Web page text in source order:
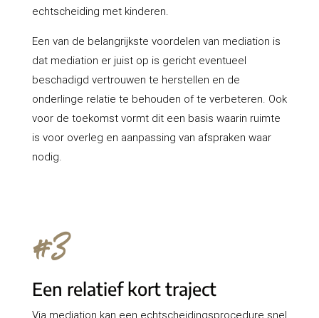
echtscheiding met kinderen.
Een van de belangrijkste voordelen van mediation is
dat mediation er juist op is gericht eventueel
beschadigd vertrouwen te herstellen en de
onderlinge relatie te behouden of te verbeteren. Ook
voor de toekomst vormt dit een basis waarin ruimte
is voor overleg en aanpassing van afspraken waar
nodig.
#3
Een relatief kort traject
Via mediation kan een echtscheidingsprocedure snel